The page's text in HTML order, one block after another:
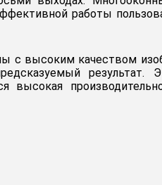
работы
с высоким качеством
результат.